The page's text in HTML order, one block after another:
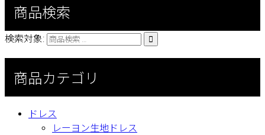
商品検索
検索対象: 
商品カテゴリ
ドレス
レーヨン生地ドレス